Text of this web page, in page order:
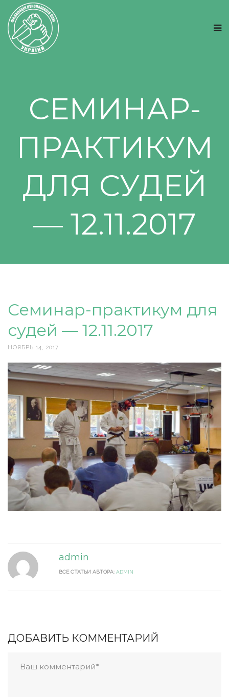
СЕМИНАР-
ПРАКТИКУМ
ДЛЯ СУДЕЙ
— 12.11.2017
Семинар-практикум для
судей — 12.11.2017
НОЯБРЬ 14, 2017
admin
ВСЕ СТАТЬИ АВТОРА: ADMIN
ДОБАВИТЬ КОММЕНТАРИЙ